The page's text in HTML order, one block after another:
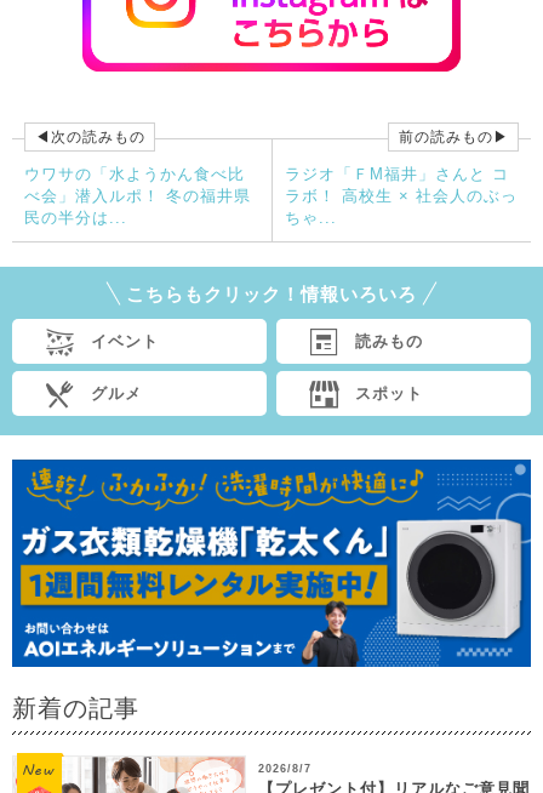
◀次の読みもの
ウワサの「水ようかん食べ比
べ会」潜入ルポ！ 冬の福井県
民の半分は...
前の読みもの▶
ラジオ「ＦМ福井」さんと コ
ラボ！ 高校生 × 社会人のぶっ
ちゃ...
こちらもクリック！情報いろいろ
イベント 読みもの
グルメ スポット
新着の記事
2026/8/7
【プレゼント付】リアルなご意見聞